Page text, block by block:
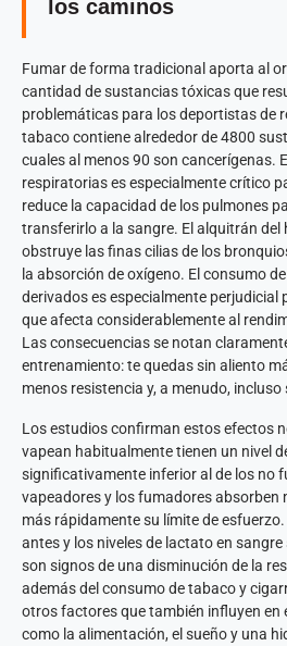
los caminos
Fumar de forma tradicional aporta al
cantidad de sustancias tóxicas que
problemáticas para los deportistas de
tabaco contiene alrededor de 4800
cuales al menos 90 son cancerígenas.
respiratorias es especialmente crítico
reduce la capacidad de los pulmones
transferirlo a la sangre. El alquitrán del
obstruye las finas cilias de los
la absorción de oxígeno. El consumo
derivados es especialmente perjudicial
que afecta considerablemente al
Las consecuencias se notan
entrenamiento: te quedas sin aliento
menos resistencia y, a menudo,
Los estudios confirman estos efectos
vapean habitualmente tienen un nivel
significativamente inferior al de los no
vapeadores y los fumadores absorben
más rápidamente su límite de
antes y los niveles de lactato en
son signos de una disminución de la
además del consumo de tabaco y
otros factores que también influyen en
como la alimentación, el sueño y una